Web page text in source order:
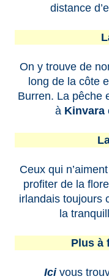
distance
On y trouve de
long de la côte
Burren. La pêche
à Kinvara
Ceux qui
profiter de la
irlandais toujours
la
Plus à
Icivous